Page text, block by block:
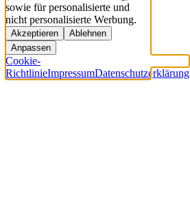
sowie für personalisierte und
nicht personalisierte Werbung.
Akzeptieren
Ablehnen
Anpassen
Cookie-
RichtlinieImpressumDatenschutzerklärung